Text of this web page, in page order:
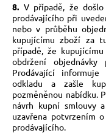
8. V případě, že
prodávajícího při
nebo v průběhu
kupujícímu zboží za
případě, že
obdržení objednávky
Prodávající
odkladu a zašle
pozměněnou nabídku.
návrh kupní smlouvy
uzavřena potvrzením
prodávajícího.